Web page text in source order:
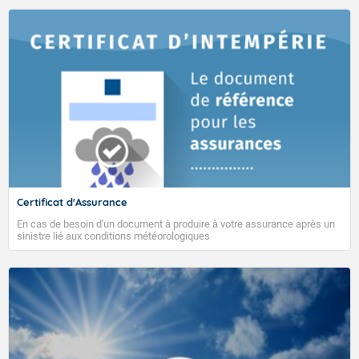
L'objectif de cette tendance est de fournir sur les 4 prochaines
privilégiées de formation des phénomènes cycloniques, types de
trajectoires probables) ainsi que les régimes de temps dominant
24/04/2026
Semaines concernées par la prévision
semaine S1 : 20 au 26 avril (semaine en cours)
Accéder au site de Météo-France
Certificat d'Assurance
En cas de besoin d'un document à produire à votre assurance après un
sinistre lié aux conditions météorologiques